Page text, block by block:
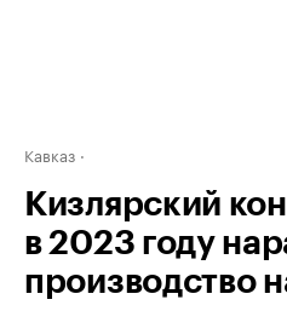
Кавказ
Кизлярский
в 2023 году
производство